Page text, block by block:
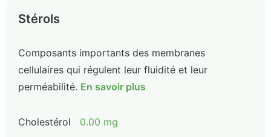
Stérols
Composants importants des membranes
cellulaires qui régulent leur fluidité et leur
perméabilité. En savoir plus
Cholestérol 0.00 mg